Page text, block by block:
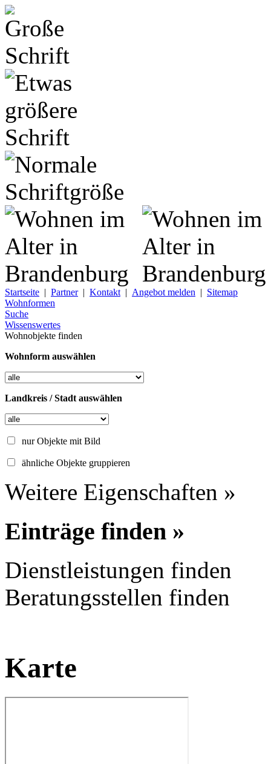
Startseite | Partner| Kontakt | Angebot melden | Sitemap
Wohnformen
Suche
Wissenswertes
Wohnobjekte finden
Wohnform auswählen
Landkreis / Stadt auswählen
nur Objekte mit Bild
ähnliche Objekte gruppieren
Weitere Eigenschaften »
Einträge finden »
Dienstleistungen finden
Beratungsstellen finden
Karte